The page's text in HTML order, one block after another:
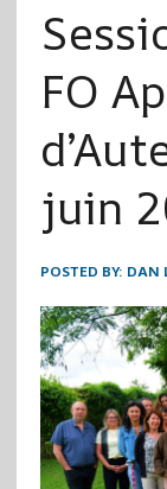
FO
juin
POSTED BY: DAN